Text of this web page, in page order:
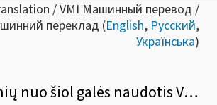
/ VMI Машинный перевод /
переклад (English, Русский,
Українська)
Daugiau įmonių nuo šiol galės naudotis VMI kuratorių pagalba